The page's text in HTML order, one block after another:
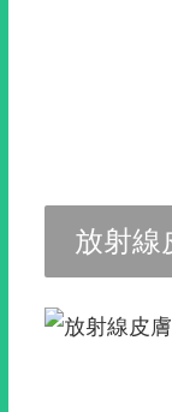
放射線